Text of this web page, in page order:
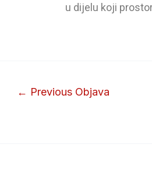
u dijelu koji
← Previous Objava